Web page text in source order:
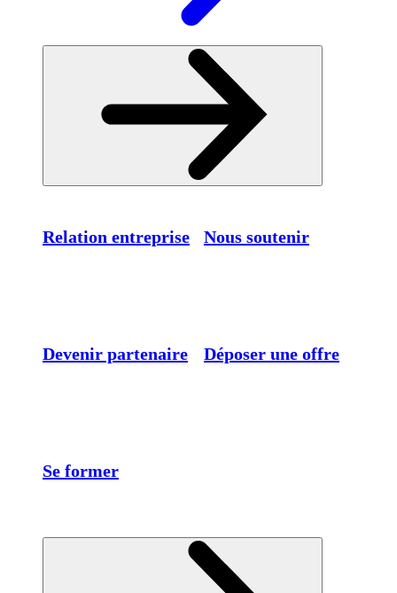
Relation entreprise Nous soutenir
Devenir partenaire Déposer une offre
Se former